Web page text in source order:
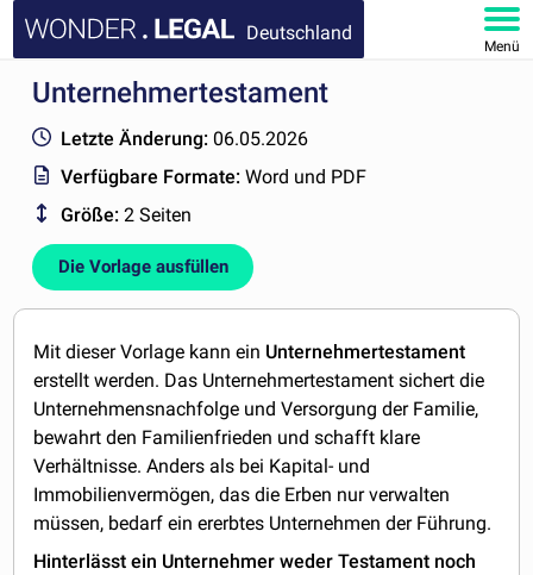
Deutschland
Menü
HOMEPAGE
DOKUMENTE
FAQ
KONTAKT
MEIN KONTO
Unternehmertestament
Letzte Änderung: 06.05.2026
Verfügbare Formate:Word und PDF
Größe: 2 Seiten
Die Vorlage ausfüllen
Mit dieser Vorlage kann ein Unternehmertestament
erstellt werden. Das Unternehmertestament sichert die
Unternehmensnachfolge und Versorgung der Familie,
bewahrt den Familienfrieden und schafft klare
Verhältnisse. Anders als bei Kapital- und
Immobilienvermögen, das die Erben nur verwalten
müssen, bedarf ein ererbtes Unternehmen der Führung.
Hinterlässt ein Unternehmer weder Testament noch